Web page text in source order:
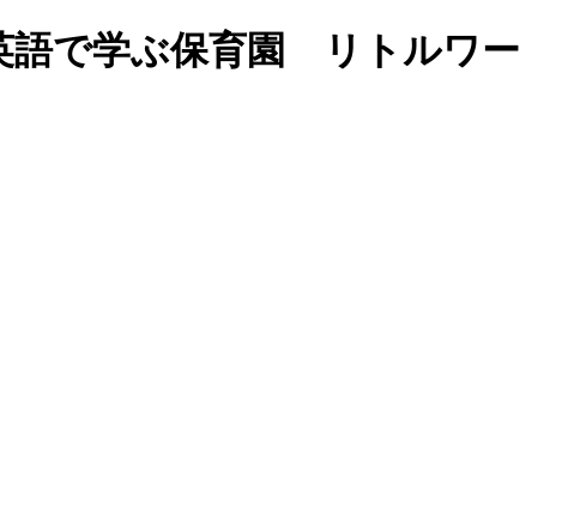
語で学ぶ保育園 リトルワー